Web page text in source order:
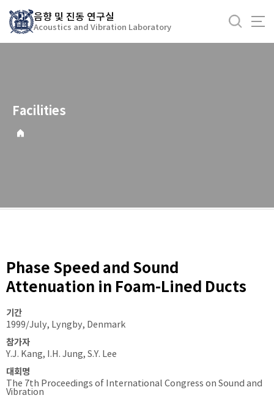
음향 및 진동 연구실
Acoustics and Vibration Laboratory
Facilities
Phase Speed and Sound
Attenuation in Foam-Lined Ducts
기간
1999/July, Lyngby, Denmark
참가자
Y.J. Kang, I.H. Jung, S.Y. Lee
대회명
The 7th Proceedings of International Congress on Sound and
Vibration